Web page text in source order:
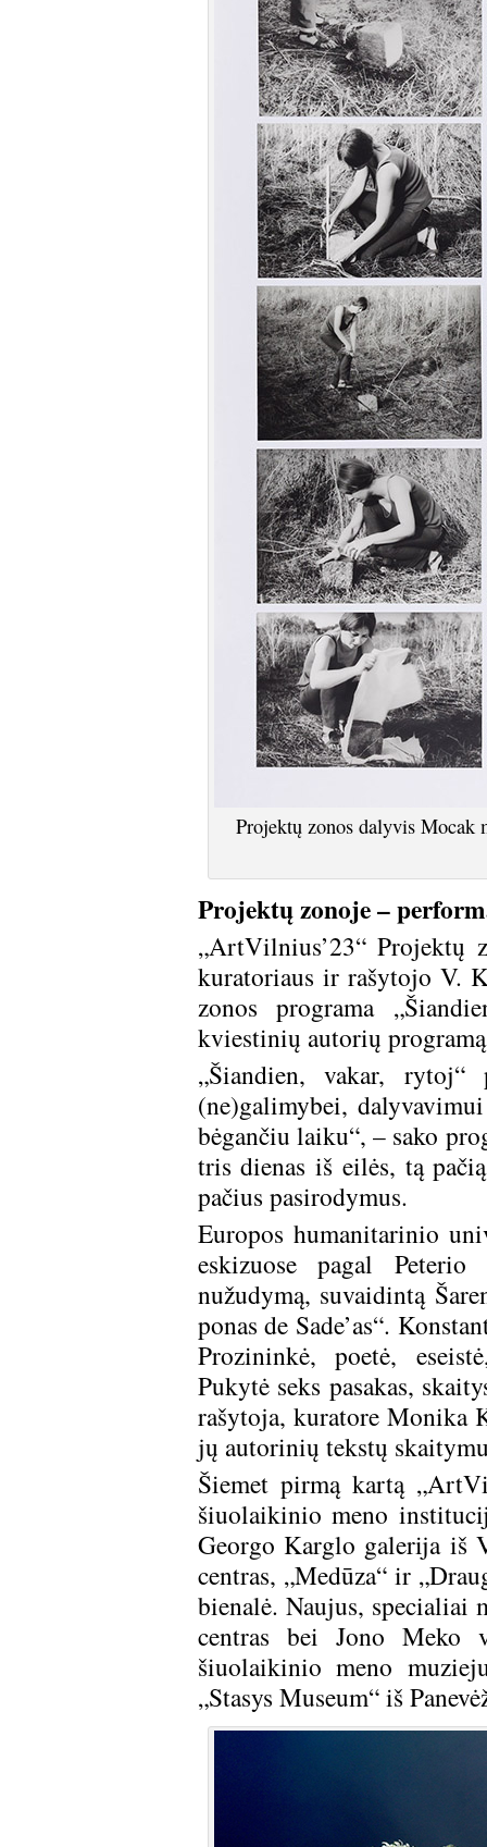
Projektų zonos dalyvis Mocak
Projektų zonoje –
„ArtVilnius’23“
kuratoriaus ir rašytojo V.
zonos programa
kviestinių autorių
„Šiandien, vakar, rytoj“
(ne)galimybei,
bėgančiu laiku“, – sako
tris dienas iš eilės, tą
pačius pasirodymus.
Europos humanitarinio
eskizuose pagal
nužudymą, suvaidintą
ponas de Sade’as“.
Prozininkė, poetė,
Pukytė seks pasakas,
rašytoja, kuratore Monika
jų autorinių tekstų
Šiemet pirmą kartą
šiuolaikinio meno
Georgo Karglo galerija iš
centras, „Medūza“ ir
bienalė. Naujus,
centras bei Jono Meko
šiuolaikinio meno
„Stasys Museum“ iš